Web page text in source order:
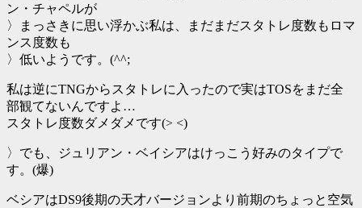
ン・チャペルが
〉まっさきに思い浮かぶ私は、まだまだスタトレ度数もロマ
ンス度数も
〉低いようです。(^^;
私は逆にTNGからスタトレに入ったので実はTOSをまだ全
部観てないんですよ…
スタトレ度数ダメダメです(> <)
〉でも、ジュリアン・ベイシアはけっこう好みのタイプで
す。(爆)
ベシアはDS9後期の天才バージョンより前期のちょっと空気